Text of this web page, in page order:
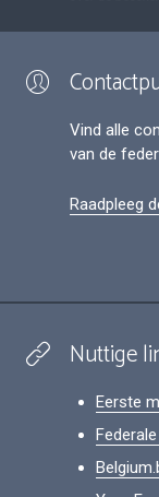
Vind alle
van de
Raadpleeg
Nuttige
Eerste